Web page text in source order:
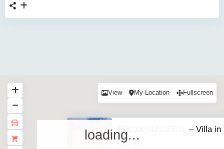
BPC3XY4211BELL – Villa in
Cumb...
loading...
View My Location Fullscreen